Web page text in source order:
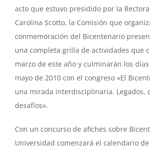
acto que estuvo presidido por la
Carolina Scotto, la Comisión que
conmemoración del Bicentenario
una completa grilla de actividades que
marzo de este año y culminarán los días
mayo de 2010 con el congreso «El
una mirada interdisciplinaria. Legados,
desafíos».
Con un concurso de afiches sobre
Universidad comenzará el calendario